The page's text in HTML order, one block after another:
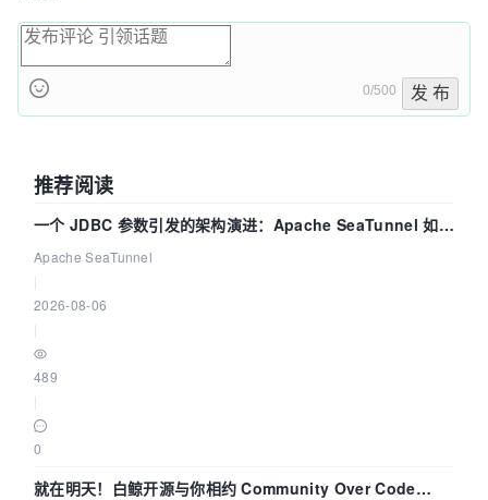
0/500 发 布
推荐阅读
一个 JDBC 参数引发的架构演进：Apache SeaTunnel 如何
解决数据同步中的“定时 Flush”难题
Apache SeaTunnel
2026-08-06
489
0
就在明天！白鲸开源与你相约 Community Over Code